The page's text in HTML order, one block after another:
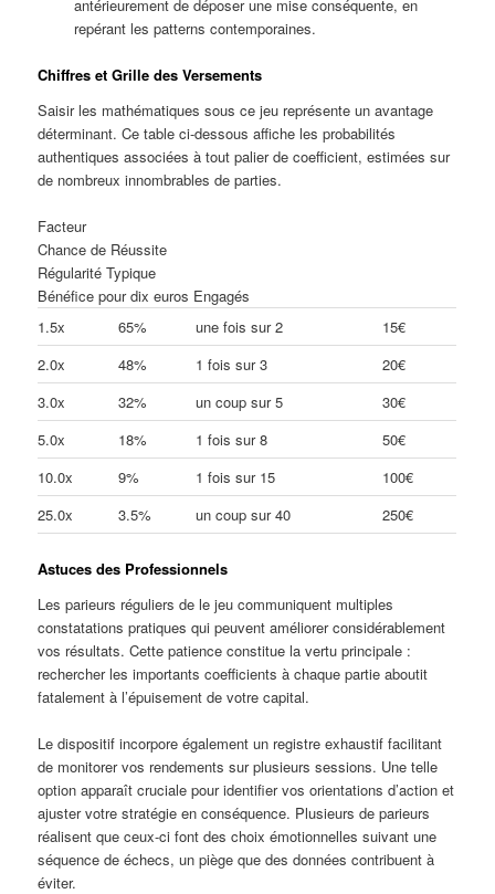
antérieurement de déposer une mise conséquente, en
repérant les patterns contemporaines.
Chiffres et Grille des Versements
Saisir les mathématiques sous ce jeu représente un avantage
déterminant. Ce table ci-dessous affiche les probabilités
authentiques associées à tout palier de coefficient, estimées sur
de nombreux innombrables de parties.
Facteur
Chance de Réussite
Régularité Typique
Bénéfice pour dix euros Engagés
1.5x
65% une fois sur 2
15€
2.0x
48% 1 fois sur 3
20€
3.0x
32% un coup sur 5
30€
5.0x
18% 1 fois sur 8
50€
10.0x
9% 1 fois sur 15
100€
25.0x
3.5% un coup sur 40 250€
Astuces des Professionnels
Les parieurs réguliers de le jeu communiquent multiples
constatations pratiques qui peuvent améliorer considérablement
vos résultats. Cette patience constitue la vertu principale :
rechercher les importants coefficients à chaque partie aboutit
fatalement à l’épuisement de votre capital.
Le dispositif incorpore également un registre exhaustif facilitant
de monitorer vos rendements sur plusieurs sessions. Une telle
option apparaît cruciale pour identifier vos orientations d’action et
ajuster votre stratégie en conséquence. Plusieurs de parieurs
réalisent que ceux-ci font des choix émotionnelles suivant une
séquence de échecs, un piège que des données contribuent à
éviter.